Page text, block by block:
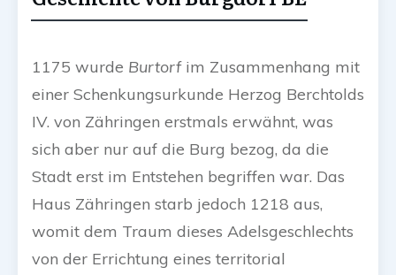
1175 wurde Burtorfim Zusammenhang mit
einer Schenkungsurkunde Herzog Berchtolds
IV. von Zähringen erstmals erwähnt, was
sich aber nur auf die Burg bezog, da die
Stadt erst im Entstehen begriffen war. Das
Haus Zähringen starb jedoch 1218 aus,
womit dem Traum dieses Adelsgeschlechts
von der Errichtung eines territorial